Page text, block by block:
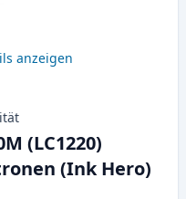
anzeigen
(LC1220)
(Ink Hero)